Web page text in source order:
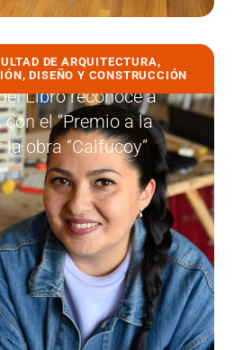
DE ARQUITECTURA,
DISEÑO Y CONSTRUCCIÓN
Libro reconoce a
el “Premio a la
obra “Calfucoy”